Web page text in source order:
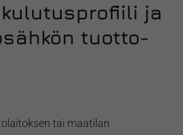
ja
tuotto-
tai maatilan